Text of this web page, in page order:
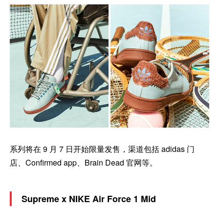
系列将在 9 月 7 日开始限量发售，渠道包括 adidas 门
店、Confirmed app、Brain Dead 官网等。
Supreme x NIKE Air Force 1 Mid